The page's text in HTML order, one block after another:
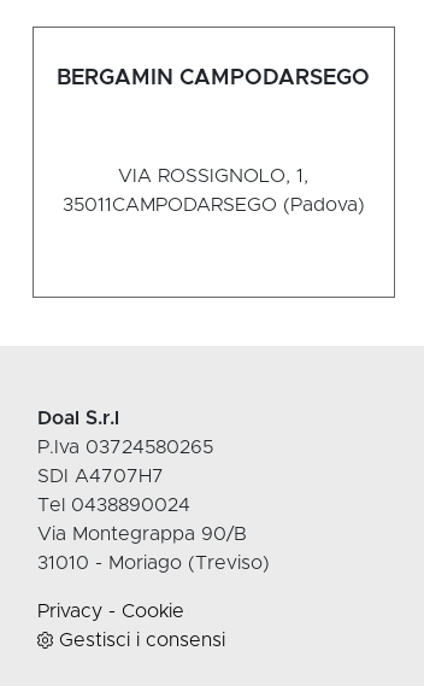
BERGAMIN CAMPODARSEGO
VIA ROSSIGNOLO, 1,
35011CAMPODARSEGO (Padova)
Doal S.r.l
P.Iva 03724580265
SDI A4707H7
Tel 0438890024
Via Montegrappa 90/B
31010 - Moriago (Treviso)
Privacy - Cookie
Gestisci i consensi